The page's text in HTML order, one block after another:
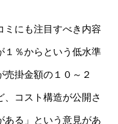
ミにも注目すべき内容
１％からという低水準
掛金額の１０～２
、コスト構造が公開さ
ある」という意見があ